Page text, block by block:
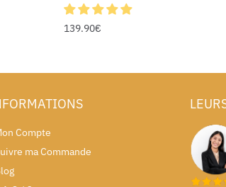
139.90€
Compte
ma Commande